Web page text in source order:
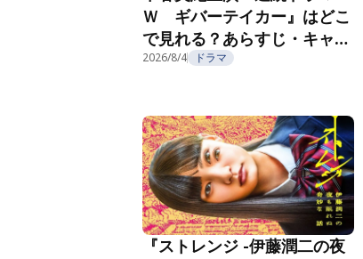
Ｗ ギバーテイカー』はどこ
で見れる？あらすじ・キャス
ト・配信視聴方法を紹介
2026/8/4 ドラマ
『ストレンジ -伊藤潤二の夜